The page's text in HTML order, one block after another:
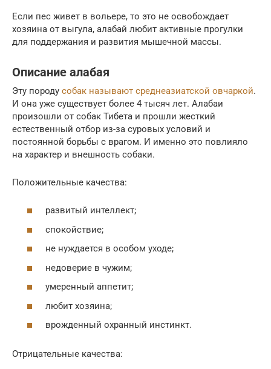
Если пес живет в вольере, то это не освобождает
хозяина от выгула, алабай любит активные прогулки
для поддержания и развития мышечной массы.
Описание алабая
Эту породу собак называют среднеазиатской овчаркой.
И она уже существует более 4 тысяч лет. Алабаи
произошли от собак Тибета и прошли жесткий
естественный отбор из-за суровых условий и
постоянной борьбы с врагом. И именно это повлияло
на характер и внешность собаки.
Положительные качества:
развитый интеллект;
спокойствие;
не нуждается в особом уходе;
недоверие в чужим;
умеренный аппетит;
любит хозяина;
врожденный охранный инстинкт.
Отрицательные качества: